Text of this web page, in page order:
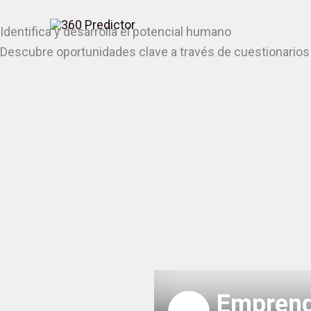
to
content
Identifica y desarrolla el potencial humano
Descubre oportunidades clave a través de